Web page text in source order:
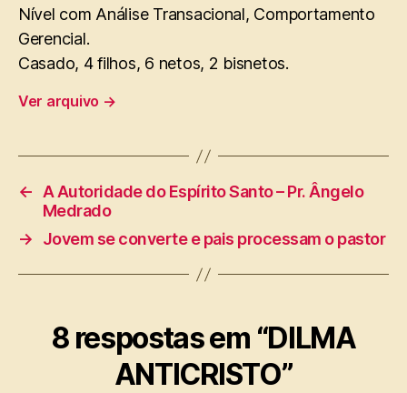
Nível com Análise Transacional, Comportamento
Gerencial.
Casado, 4 filhos, 6 netos, 2 bisnetos.
Ver arquivo →
←
A Autoridade do Espírito Santo – Pr. Ângelo
Medrado
→
Jovem se converte e pais processam o pastor
8 respostas em “DILMA
ANTICRISTO”